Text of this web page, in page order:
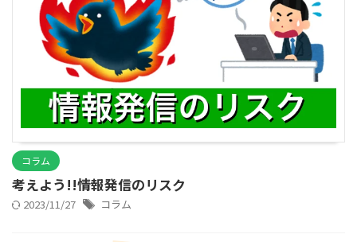
コラム
考えよう!!情報発信のリスク
2023/11/27 コラム